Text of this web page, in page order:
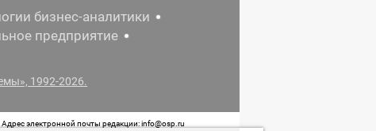
бизнес-аналитики
предприятие
1992-2026.
электронной почты редакции: info@osp.ru